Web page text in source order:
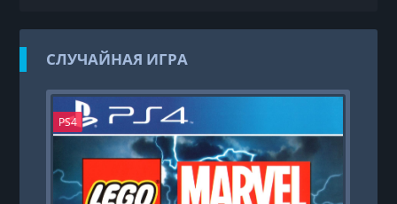
СЛУЧАЙНАЯ ИГРА
PS4